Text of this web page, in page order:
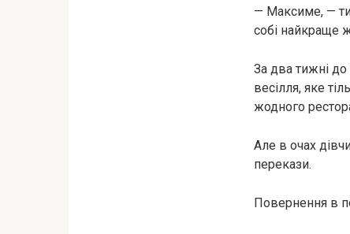
— Максиме, —
собі найкраще
За два тижні
весілля, яке
жодного
Але в очах
перекази.
Повернення в